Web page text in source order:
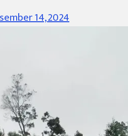
14, 2024